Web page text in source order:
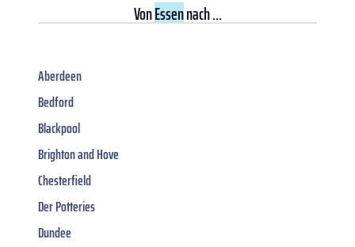
VonEssennach ...
Aberdeen
Bedford
Blackpool
Brighton and Hove
Chesterfield
Der Potteries
Dundee